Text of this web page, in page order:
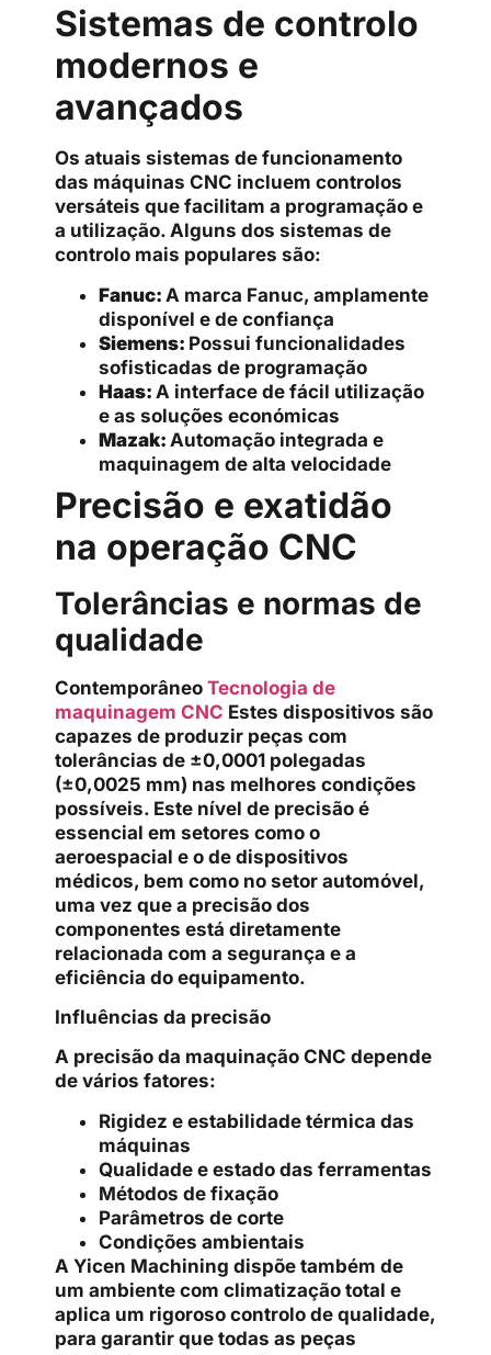
Sistemas de controlo
modernos e
avançados
Os atuais sistemas de funcionamento
das máquinas CNC incluem controlos
versáteis que facilitam a programação e
a utilização. Alguns dos sistemas de
controlo mais populares são:
Fanuc: A marca Fanuc, amplamente
disponível e de confiança
Siemens: Possui funcionalidades
sofisticadas de programação
Haas: A interface de fácil utilização
e as soluções económicas
Mazak: Automação integrada e
maquinagem de alta velocidade
Precisão e exatidão
na operação CNC
Tolerâncias e normas de
qualidade
Contemporâneo Tecnologia de
maquinagem CNC Estes dispositivos são
capazes de produzir peças com
tolerâncias de ±0,0001 polegadas
(±0,0025 mm) nas melhores condições
possíveis. Este nível de precisão é
essencial em setores como o
aeroespacial e o de dispositivos
médicos, bem como no setor automóvel,
uma vez que a precisão dos
componentes está diretamente
relacionada com a segurança e a
eficiência do equipamento.
Influências da precisão
A precisão da maquinação CNC depende
de vários fatores:
Rigidez e estabilidade térmica das
máquinas
Qualidade e estado das ferramentas
Métodos de fixação
Parâmetros de corte
Condições ambientais
A Yicen Machining dispõe também de
um ambiente com climatização total e
aplica um rigoroso controlo de qualidade,
para garantir que todas as peças